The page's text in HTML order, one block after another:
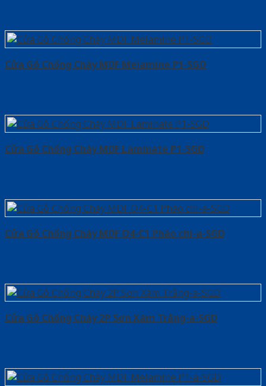
Cửa Gỗ Chống Cháy MDF Melamine P1-SGD
Cửa Gỗ Chống Cháy MDF Laminate P1-SGD
Cửa Gỗ Chống Cháy MDF O4-C1 Phào chi-a-SGD
Cửa Gỗ Chống Cháy 2P Sơn Xám Trắng-a-SGD